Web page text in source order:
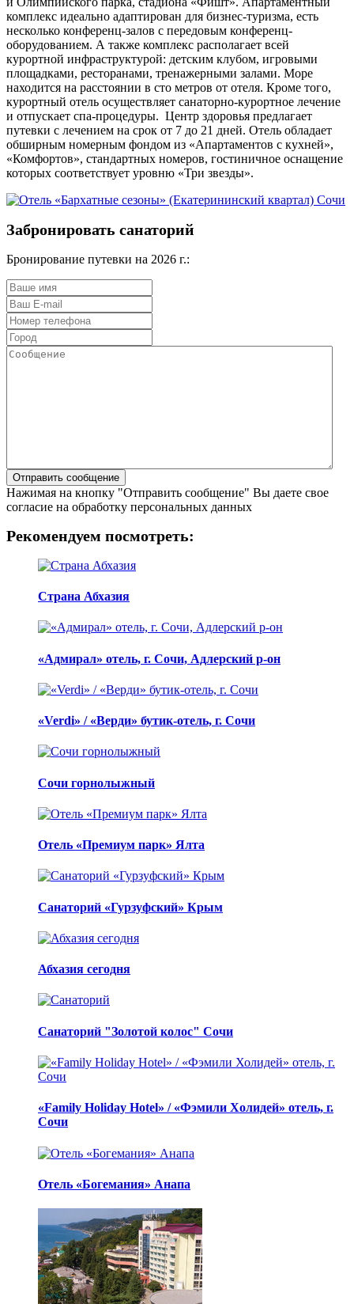
комплекс идеально адаптирован для бизнес-туризма, есть
несколько конференц-залов с передовым конференц-
оборудованием. А также комплекс располагает всей
курортной инфраструктурой: детским клубом, игровыми
площадками, ресторанами, тренажерными залами. Море
находится на расстоянии в сто метров от отеля. Кроме того,
курортный отель осуществляет санаторно-курортное лечение
и отпускает спа-процедуры. Центр здоровья предлагает
путевки с лечением на срок от 7 до 21 дней. Отель обладает
обширным номерным фондом из «Апартаментов с кухней»,
«Комфортов», стандартных номеров, гостиничное оснащение
которых соответствует уровню «Три звезды».
Забронировать санаторий
Бронирование путевки на 2026 г.:
Нажимая на кнопку "Отправить сообщение" Вы даете свое
согласие на обработку персональных данных
Рекомендуем посмотреть:
Страна Абхазия
«Адмирал» отель, г. Сочи, Адлерский р-он
«Verdi» / «Верди» бутик-отель, г. Сочи
Сочи горнолыжный
Отель «Премиум парк» Ялта
Санаторий «Гурзуфский» Крым
Абхазия сегодня
Санаторий "Золотой колос" Сочи
«Family Holiday Hotel» / «Фэмили Холидей» отель, г.
Сочи
Отель «Богемания» Анапа